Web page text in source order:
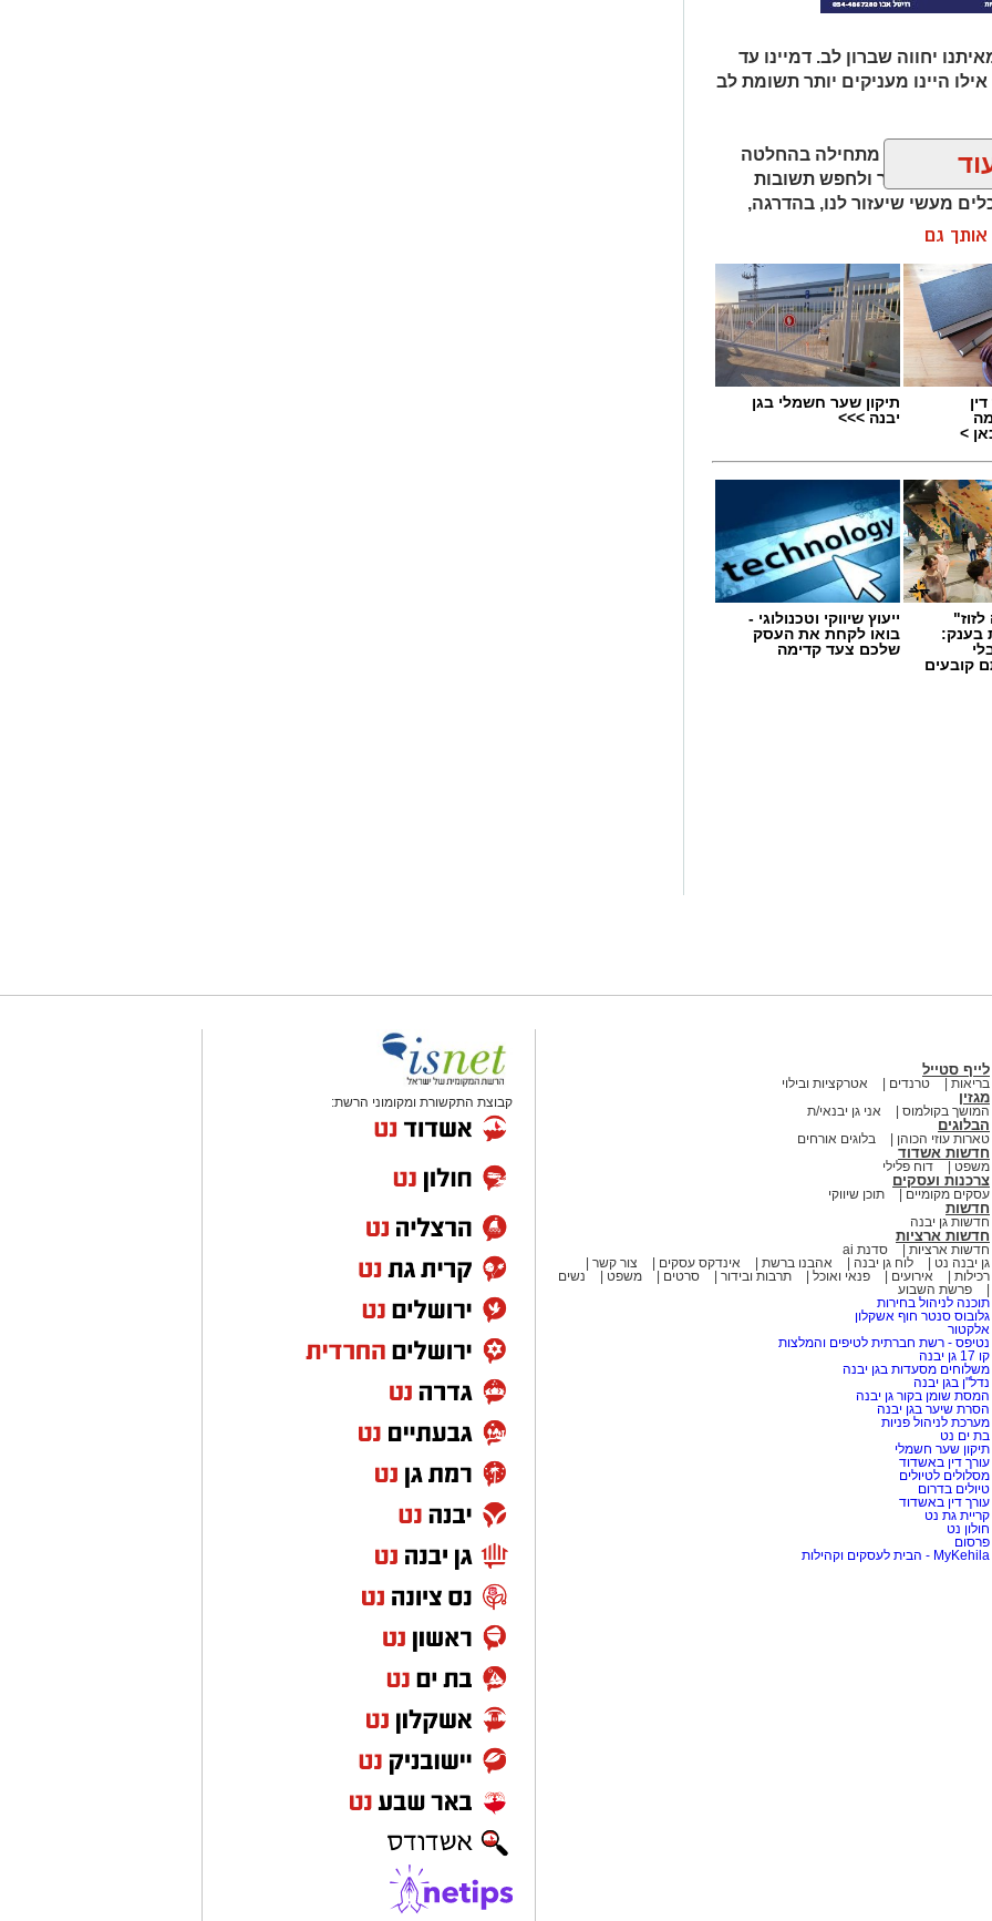
יחווה שברון לב. דמיינו עד
היינו מעניקים יותר תשומת לב
משברון לב מתחילה בהחלטה
את העבר ולחפש תשובות
מעשי שיעזור לנו, בהדרגה,
לא חייבים להישבר יחד איתו.
מאירוע חדשותי? מצאתם טעות
אותך גם
>
תיקון שער חשמלי בגן
יבנה >>>
בענק:
קובעים
ייעוץ שיווקי וטכנולוגי -
בואו לקחת את העסק
שלכם צעד קדימה
לייף סטייל
בריאות טרנדים אטרקציות ובילוי
מגזין
המושך בקולמוס אני גן יבנאי/ת
הבלוגים
טארות עוזי הכוהן בלוגים אורחים
חדשות אשדוד
משפט דוח פלילי
צרכנות ועסקים
עסקים מקומיים תוכן שיווקי
חדשות
חדשות גן יבנה
חדשות ארציות
חדשות ארציות
סדנת ai
גן יבנה נט
לוח גן יבנה אהבנו ברשת אינדקס עסקים
צור קשר
רכילות
אירועים פנאי ואוכל תרבות ובידור סרטים משפט
נשים
פרשת השבוע
תוכנה לניהול בחירות
גלובוס סנטר חוף אשקלון
אלקטור
נטיפס - רשת חברתית לטיפים והמלצות
קו 17 גן יבנה
משלוחים מסעדות בגן יבנה
נדל"ן בגן יבנה
המסת שומן בקור גן יבנה
הסרת שיער בגן יבנה
מערכת לניהול פניות
בת ים נט
תיקון שער חשמלי
עורך דין באשדוד
מסלולים לטיולים
טיולים בדרום
עורך דין באשדוד
קריית גת נט
חולון נט
פרסום
MyKehila - הבית לעסקים וקהילות
קבוצת התקשורת ומקומוני הרשת: